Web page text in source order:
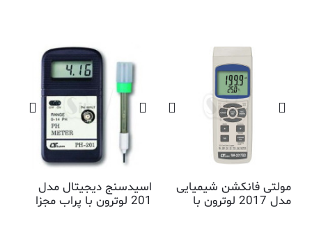
مولتی فانکشن شیمیایی
مدل 2017 لوترون با
اسیدسنج دیجیتال مدل
201 لوترون با پراب مجزا